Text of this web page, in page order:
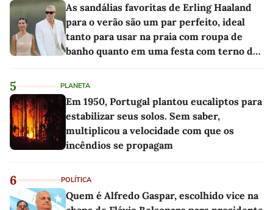
As sandálias favoritas de Erling Haaland
para o verão são um par perfeito, ideal
tanto para usar na praia com roupa de
banho quanto em uma festa com terno de
5 PLANETA
Em 1950, Portugal plantou eucaliptos para
estabilizar seus solos. Sem saber,
multiplicou a velocidade com que os
incêndios se propagam
6 POLÍTICA
Quem é Alfredo Gaspar, escolhido vice na